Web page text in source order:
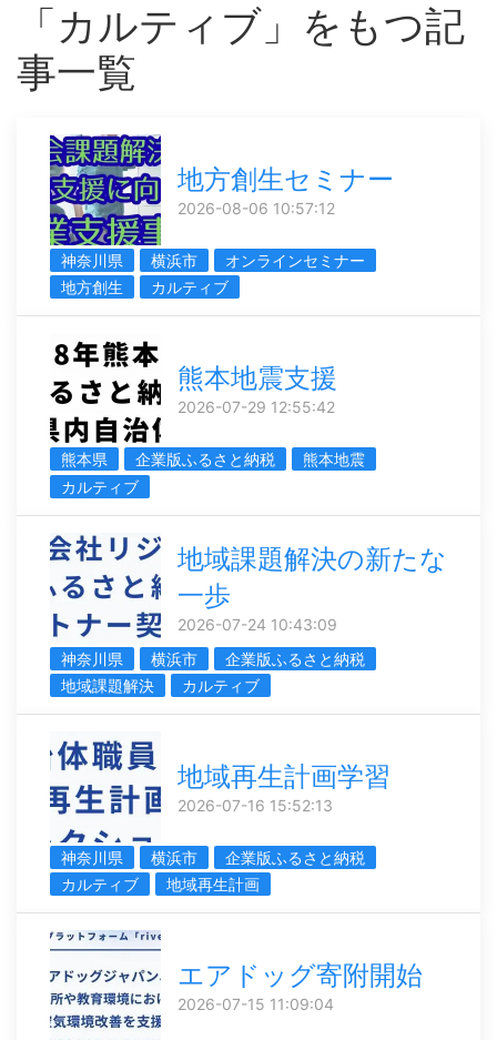
「カルティブ」をもつ記
事一覧
地方創生セミナー
2026-08-06 10:57:12
神奈川県 横浜市
オンラインセミナー
地方創生
カルティブ
熊本地震支援
2026-07-29 12:55:42
熊本県 企業版ふるさと納税
熊本地震
カルティブ
地域課題解決の新たな
一歩
2026-07-24 10:43:09
神奈川県
横浜市
企業版ふるさと納税
地域課題解決
カルティブ
地域再生計画学習
2026-07-16 15:52:13
神奈川県 横浜市
企業版ふるさと納税
カルティブ
地域再生計画
エアドッグ寄附開始
2026-07-15 11:09:04